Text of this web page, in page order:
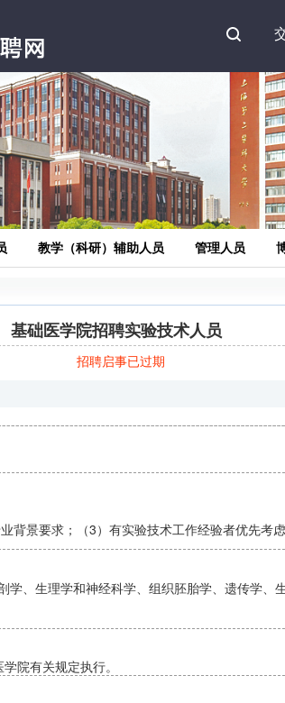
教学（科研）辅助人员 管理人员
基础医学院招聘实验技术人员
招聘启事已过期
背景要求；（3）有实验技术工作经验者优先考虑
、生理学和神经科学、组织胚胎学、遗传学
院有关规定执行。